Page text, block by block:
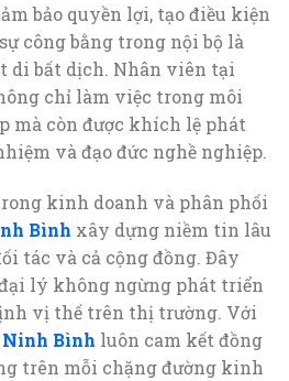
bảo quyền lợi, tạo điều kiện
công bằng trong nội bộ là
di bất dịch. Nhân viên tại
chỉ làm việc trong môi
mà còn được khích lệ phát
và đạo đức nghề nghiệp.
kinh doanh và phân phối
Bình xây dựng niềm tin lâu
tác và cả cộng đồng. Đây
lý không ngừng phát triển
vị thế trên thị trường. Với
Bình luôn cam kết đồng
trên mỗi chặng đường kinh